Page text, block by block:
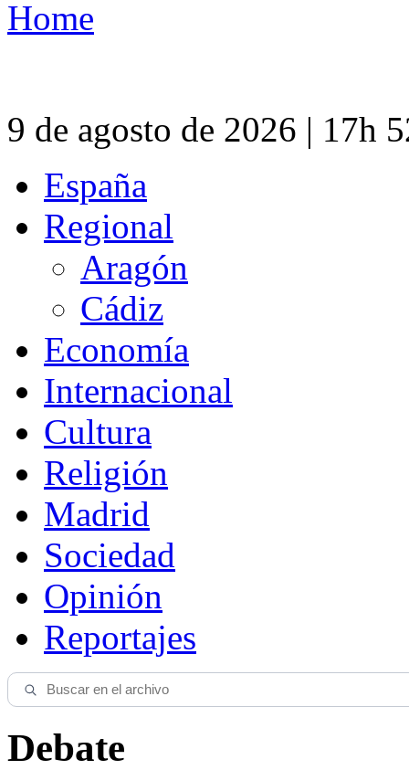
Home
9 de agosto de 2026 | 17h
España
Regional
Aragón
Cádiz
Economía
Internacional
Cultura
Religión
Madrid
Sociedad
Opinión
Reportajes
Debate